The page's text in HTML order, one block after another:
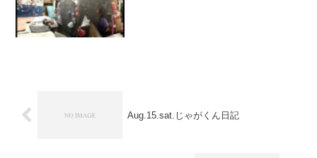
Aug.15.sat.じゃがくん日記